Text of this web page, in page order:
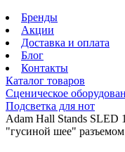
Бренды
Акции
Доставка и оплата
Блог
Контакты
Каталог товаров
Сценическое
Подсветка для нот
Adam Hall Stands SLED
"гусиной шее"